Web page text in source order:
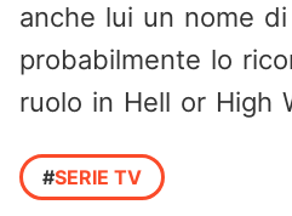
anche lui un nome
probabilmente lo
ruolo in Hell or High
#SERIE TV